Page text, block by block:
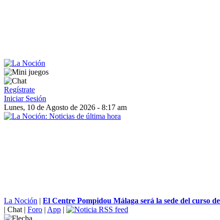
Regístrate
Iniciar Sesión
Lunes, 10 de Agosto de 2026 - 8:17 am
La Noción | El Centre Pompidou Málaga será la sede del curso
| Chat | Foro | App |